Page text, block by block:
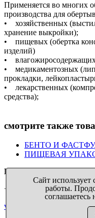
Применяется во многих
производства для
• хозяйственных
хранение выкройки);
• пищевых (обертка
изделий)
•
• медикаментозных
прокладки,
• лекарственных
средства);
смотрите также
БЕНТО И
ПИЩЕВАЯ
Выручалочка
+7 911 009 04 11
virupaper@yandex.ru
Сайт использует
работы.
соглашаетесь